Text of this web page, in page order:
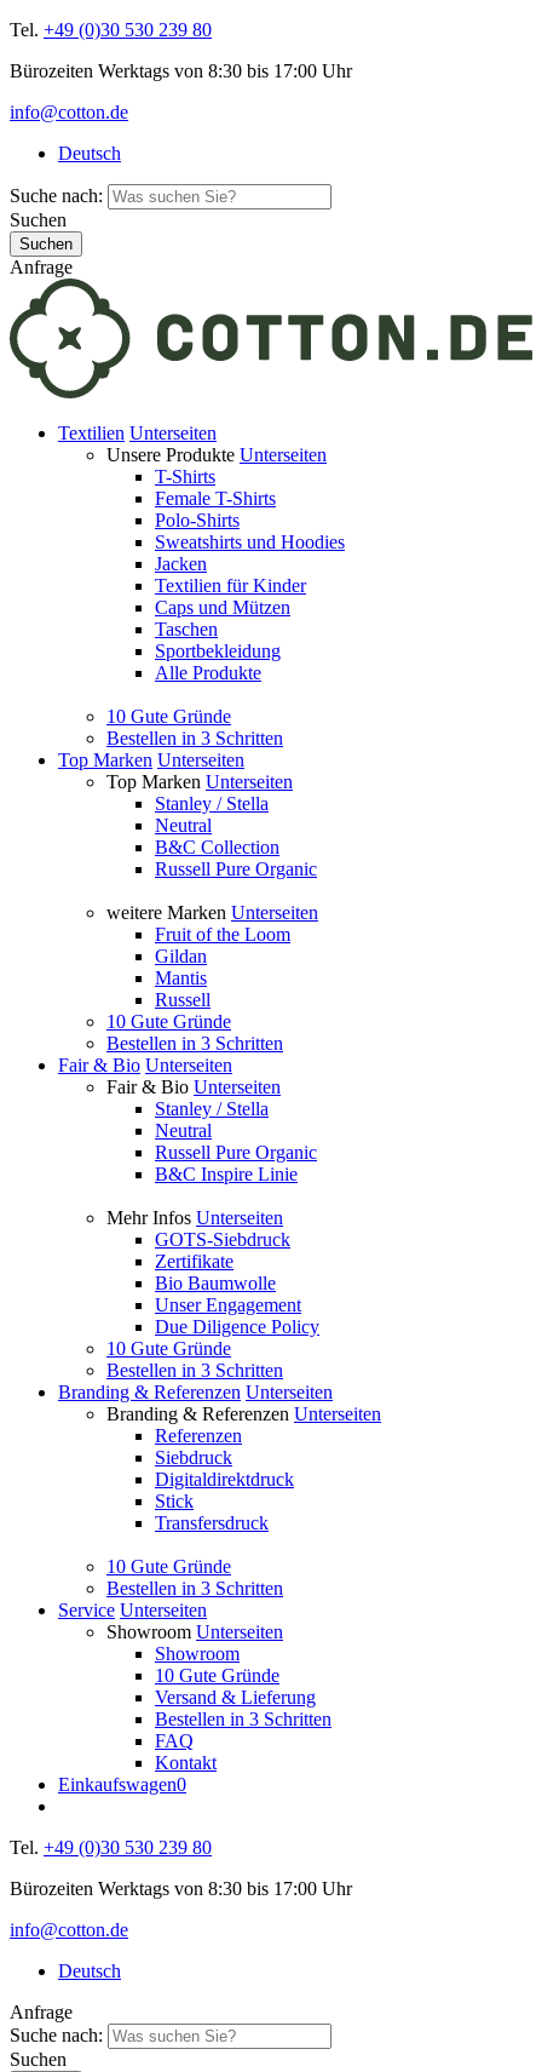
Tel. +49 (0)30 530 239 80
Bürozeiten Werktags von 8:30 bis 17:00 Uhr
info@cotton.de
Deutsch
Suche nach:
Suchen
Anfrage
Textilien Unterseiten
Unsere Produkte Unterseiten
T-Shirts
Female T-Shirts
Polo-Shirts
Sweatshirts und Hoodies
Jacken
Textilien für Kinder
Caps und Mützen
Taschen
Sportbekleidung
Alle Produkte
10 Gute Gründe
Bestellen in 3 Schritten
Top Marken Unterseiten
Top Marken Unterseiten
Stanley / Stella
Neutral
B&C Collection
Russell Pure Organic
weitere Marken Unterseiten
Fruit of the Loom
Gildan
Mantis
Russell
10 Gute Gründe
Bestellen in 3 Schritten
Fair & Bio Unterseiten
Fair & Bio Unterseiten
Stanley / Stella
Neutral
Russell Pure Organic
B&C Inspire Linie
Mehr Infos Unterseiten
GOTS-Siebdruck
Zertifikate
Bio Baumwolle
Unser Engagement
Due Diligence Policy
10 Gute Gründe
Bestellen in 3 Schritten
Branding & Referenzen Unterseiten
Branding & Referenzen Unterseiten
Referenzen
Siebdruck
Digitaldirektdruck
Stick
Transfersdruck
10 Gute Gründe
Bestellen in 3 Schritten
Service Unterseiten
Showroom Unterseiten
Showroom
10 Gute Gründe
Versand & Lieferung
Bestellen in 3 Schritten
FAQ
Kontakt
Einkaufswagen0
Tel. +49 (0)30 530 239 80
Bürozeiten Werktags von 8:30 bis 17:00 Uhr
info@cotton.de
Deutsch
Anfrage
Suche nach:
Suchen